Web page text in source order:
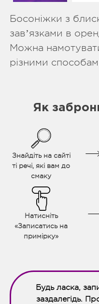
Босоніжки з
завʼязками в
Можна
різними
Як
Знайдіть на сайті
ті речі, які вам до
смаку
Натисніть
«Записатись на
примірку»
Будь ласка,
заздалегідь.